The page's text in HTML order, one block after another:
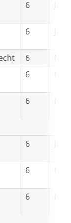
6
6
6
6
6
6
6
6